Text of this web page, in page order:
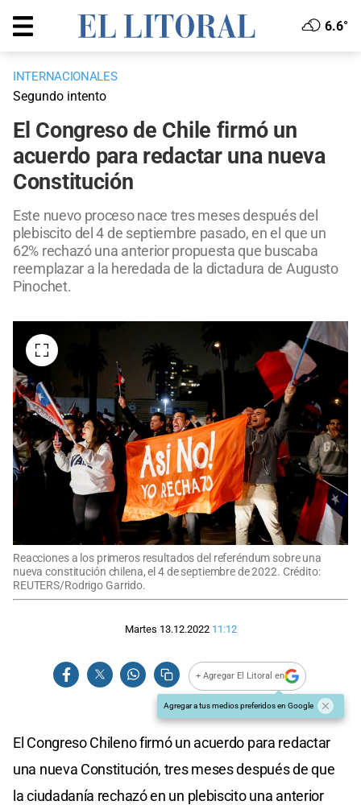
6.6°
INTERNACIONALES
Segundo intento
El Congreso de Chile firmó un
acuerdo para redactar una nueva
Constitución
Este nuevo proceso nace tres meses después del
plebiscito del 4 de septiembre pasado, en el que un
62% rechazó una anterior propuesta que buscaba
reemplazar a la heredada de la dictadura de Augusto
Pinochet.
Reacciones a los primeros resultados del referéndum sobre una
nueva constitución chilena, el 4 de septiembre de 2022. Crédito:
REUTERS/Rodrigo Garrido.
Martes 13.12.2022 11:12
+ Agregar El Litoral en
Agregar a tus medios preferidos en Google
El Congreso Chileno firmó un acuerdo para redactar
una nueva Constitución, tres meses después de que
la ciudadanía rechazó en un plebiscito una anterior